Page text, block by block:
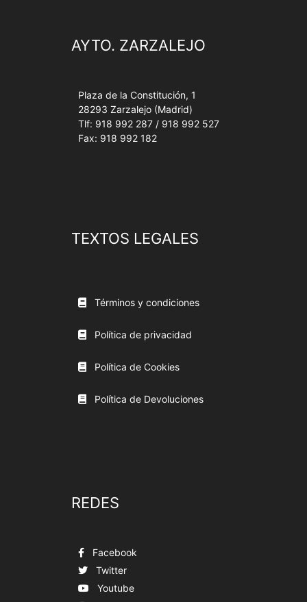
AYTO. ZARZALEJO
Plaza de la Constitución, 1
28293 Zarzalejo (Madrid)
Tlf: 918 992 287 / 918 992 527
Fax: 918 992 182
TEXTOS LEGALES
Términos y condiciones
Política de privacidad
Política de Cookies
Política de Devoluciones
REDES
Facebook
Twitter
Youtube